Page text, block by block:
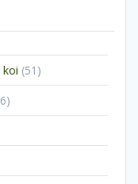
51 51
producten
66
producten